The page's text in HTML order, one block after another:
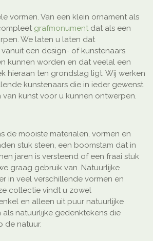
vormen. Van een klein ornament als
grafmonument dat als een
We laten u laten dat
een design- of kunstenaars
kunnen worden en dat veelal een
hieraan ten grondslag ligt. Wij werken
kunstenaars die in ieder gewenst
van kunst voor u kunnen ontwerpen.
de mooiste materialen, vormen en
stuk steen, een boomstam dat in
jaren is versteend of een fraai stuk
graag gebruik van. Natuurlijke
in veel verschillende vormen en
collectie vindt u zowel
en alleen uit puur natuurlijke
als natuurlijke gedenktekens die
de natuur.